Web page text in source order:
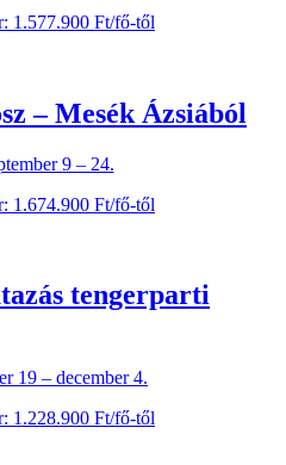
1.577.900 Ft/fő-től
– Mesék Ázsiából
9 – 24.
1.674.900 Ft/fő-től
tengerparti
19 – december 4.
1.228.900 Ft/fő-től